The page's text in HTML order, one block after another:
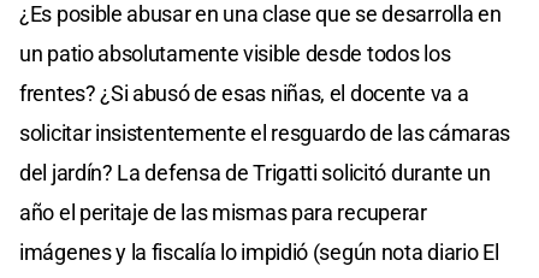
¿Es posible abusar en una clase que se desarrolla en
un patio absolutamente visible desde todos los
frentes? ¿Si abusó de esas niñas, el docente va a
solicitar insistentemente el resguardo de las cámaras
del jardín? La defensa de Trigatti solicitó durante un
año el peritaje de las mismas para recuperar
imágenes y la fiscalía lo impidió (según nota diario El